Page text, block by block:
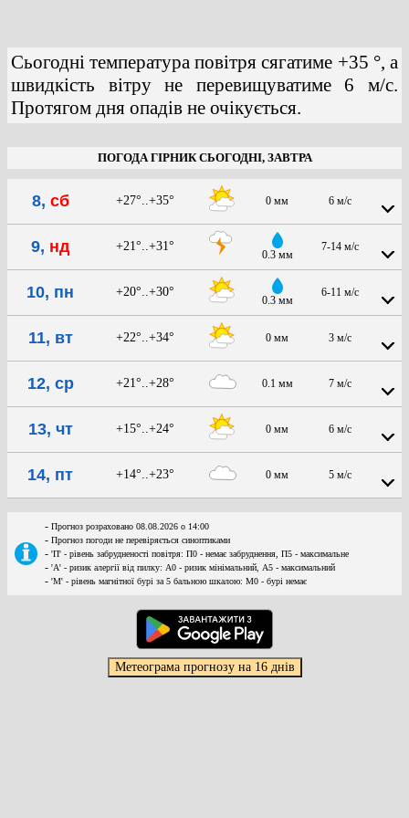
Сьогодні температура повітря сягатиме +35 °, а
швидкість вітру не перевищуватиме 6 м/с.
Протягом дня опадів не очікується.
ПОГОДА ГІРНИК СЬОГОДНІ, ЗАВТРА
8, сб +27°..+35° 0 мм 6 м/с
9, нд +21°..+31°
0.3 мм
7-14 м/с
10, пн +20°..+30°
0.3 мм
6-11 м/с
11, вт +22°..+34° 0 мм 3 м/с
12, ср +21°..+28° 0.1 мм 7 м/с
13, чт +15°..+24° 0 мм 6 м/с
14, пт +14°..+23° 0 мм 5 м/с
- Прогноз розраховано 08.08.2026 о 14:00
- Прогноз погоди не перевіряється синоптиками
- 'П' - рівень забрудненості повітря: П0 - немає забруднення, П5 - максимальне
- 'А' - ризик алергії від пилку: А0 - ризик мінімальний, А5 - максимальний
- 'М' - рівень магнітної бурі за 5 бальною шкалою: M0 - бурі немає